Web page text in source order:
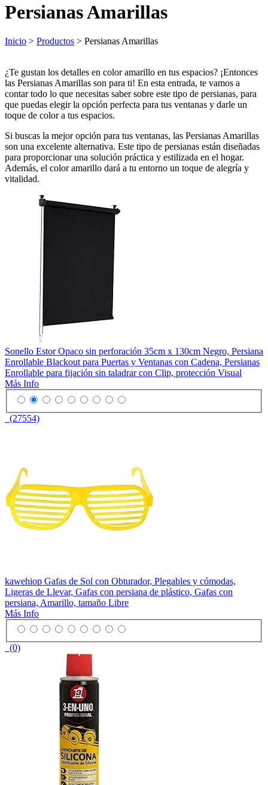
Persianas Amarillas
Inicio > Productos > Persianas Amarillas
¿Te gustan los detalles en color amarillo en tus espacios? ¡Entonces
las Persianas Amarillas son para ti! En esta entrada, te vamos a
contar todo lo que necesitas saber sobre este tipo de persianas, para
que puedas elegir la opción perfecta para tus ventanas y darle un
toque de color a tus espacios.
Si buscas la mejor opción para tus ventanas, las Persianas Amarillas
son una excelente alternativa. Este tipo de persianas están diseñadas
para proporcionar una solución práctica y estilizada en el hogar.
Además, el color amarillo dará a tu entorno un toque de alegría y
vitalidad.
Sonello Estor Opaco sin perforación 35cm x 130cm Negro, Persiana
Enrollable Blackout para Puertas y Ventanas con Cadena, Persianas
Enrollable para fijación sin taladrar con Clip, protección Visual
Más Info
(27554)
kawehiop Gafas de Sol con Obturador, Plegables y cómodas,
Ligeras de Llevar, Gafas con persiana de plástico, Gafas con
persiana, Amarillo, tamaño Libre
Más Info
(0)